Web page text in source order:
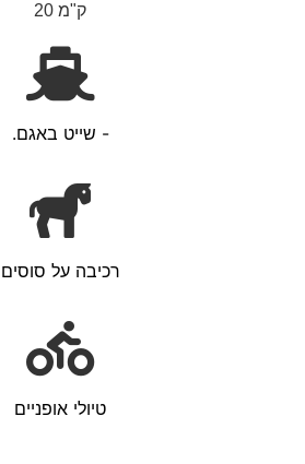
ק"מ 20
- שייט באגם.
רכיבה על סוסים
טיולי אופניים